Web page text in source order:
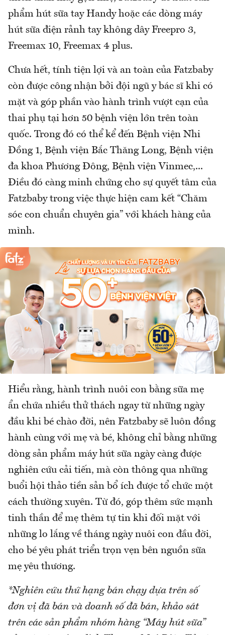
phẩm hút sữa tay Handy hoặc các dòng máy
hút sữa điện rảnh tay không dây Freepro 3,
Freemax 10, Freemax 4 plus.
Chưa hết, tính tiện lợi và an toàn của Fatzbaby
còn được công nhận bởi đội ngũ y bác sĩ khi có
mặt và góp phần vào hành trình vượt cạn của
thai phụ tại hơn 50 bệnh viện lớn trên toàn
quốc. Trong đó có thể kể đến Bệnh viện Nhi
Đồng 1, Bệnh viện Bắc Thăng Long, Bệnh viện
đa khoa Phương Đông, Bệnh viện Vinmec,...
Điều đó càng minh chứng cho sự quyết tâm của
Fatzbaby trong việc thực hiện cam kết “Chăm
sóc con chuẩn chuyên gia” với khách hàng của
mình.
Hiểu rằng, hành trình nuôi con bằng sữa mẹ
ẩn chứa nhiều thử thách ngay từ những ngày
đầu khi bé chào đời, nên Fatzbaby sẽ luôn đồng
hành cùng với mẹ và bé, không chỉ bằng những
dòng sản phẩm máy hút sữa ngày càng được
nghiên cứu cải tiến, mà còn thông qua những
buổi hội thảo tiền sản bổ ích được tổ chức một
cách thường xuyên. Từ đó, góp thêm sức mạnh
tinh thần để mẹ thêm tự tin khi đối mặt với
những lo lắng về tháng ngày nuôi con đầu đời,
cho bé yêu phát triển trọn vẹn bên nguồn sữa
mẹ yêu thương.
*Nghiên cứu thứ hạng bán chạy dựa trên số
đơn vị đã bán và doanh số đã bán, khảo sát
trên các sản phẩm nhóm hàng “Máy hút sữa”